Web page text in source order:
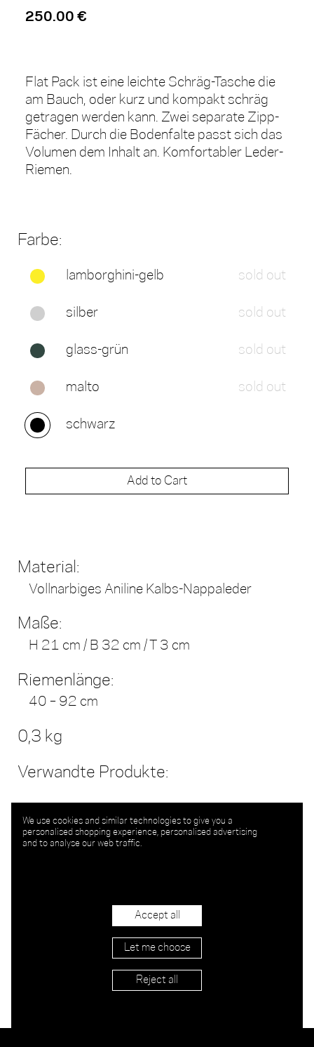
250.00 €
Flat Pack ist eine leichte Schräg-Tasche die
am Bauch, oder kurz und kompakt schräg
getragen werden kann. Zwei separate Zipp-
Fächer. Durch die Bodenfalte passt sich das
Volumen dem Inhalt an. Komfortabler Leder-
Riemen.
Farbe:
lamborghini-gelb sold out
silber sold out
glass-grün sold out
malto sold out
schwarz
Add to Cart
Material:
Vollnarbiges Aniline Kalbs-Nappaleder
Maße:
H 21 cm / B 32 cm / T 3 cm
Riemenlänge:
40 – 92 cm
0,3 kg
Verwandte Produkte:
We use cookies and similar technologies to give you a
personalised shopping experience, personalised advertising
and to analyse our web traffic.
Let me choose
Reject all
Accept all